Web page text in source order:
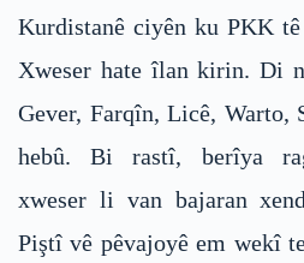
Kurdistanê ciyên ku PKK
Xweser hate îlan kirin. Di
Gever, Farqîn, Licê, Warto,
hebû. Bi rastî, berîya
xweser li van bajaran
Piştî vê pêvajoyê em wekî